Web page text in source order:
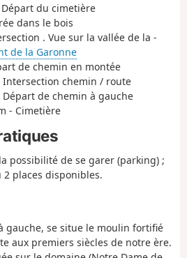
du cimetière
dans le bois
. Vue sur la vallée de la -
de la Garonne
de chemin en montée
Intersection chemin / route
Départ de chemin à gauche
- Cimetière
possibilité de se garer (parking) ;
places disponibles.
gauche, se situe le moulin fortifié
aux premiers siècles de notre ère.